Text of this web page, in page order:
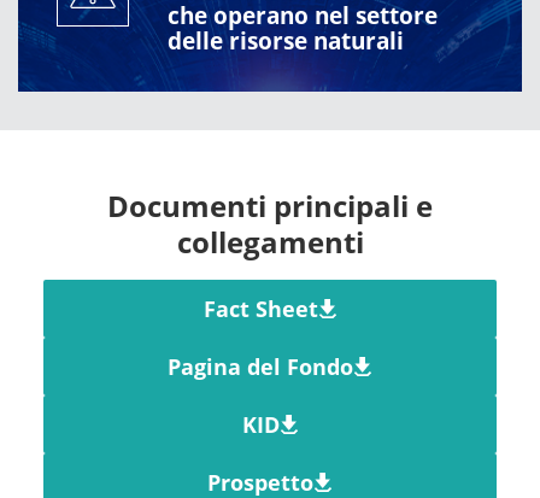
che operano nel settore
delle risorse naturali
Documenti principali e
collegamenti
Fact Sheet
Pagina del Fondo
KID
Prospetto